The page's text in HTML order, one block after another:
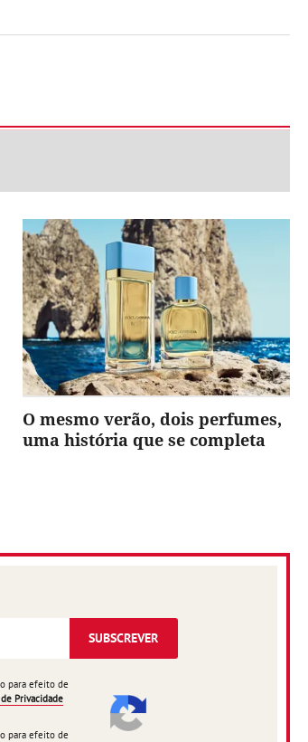
O mesmo verão, dois perfumes,
uma história que se completa
SUBSCREVER
para efeito de
Privacidade
para efeito de